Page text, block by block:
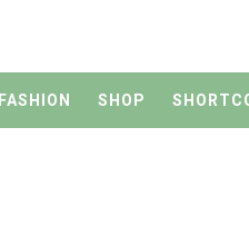
Census 2027: கோவை பள்ளி
Census 2027:
Census 2027: திருவள்ளூர்
Census 2027:
FASHION SHOP